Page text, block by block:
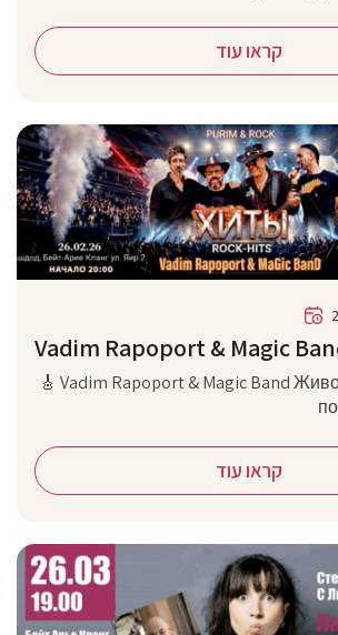
קראו עוד
Vadim Rapoport & Magic
🎸 Vadim Rapoport & Magic Band
קראו עוד